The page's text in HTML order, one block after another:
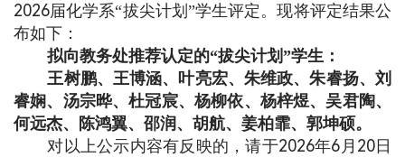
2026届化学系“拔尖计划”学生评定。现将评定结果公
布如下：
拟向教务处推荐认定的“拔尖计划”学生：
王树鹏、王博涵、叶亮宏、朱维政、朱睿扬、刘
睿娴、汤宗晔、杜冠宸、杨柳依、杨梓煜、吴君陶、
何远杰、陈鸿翼、邵润、胡航、姜柏霏、郭坤硕。
对以上公示内容有反映的，请于2026年6 月 20日